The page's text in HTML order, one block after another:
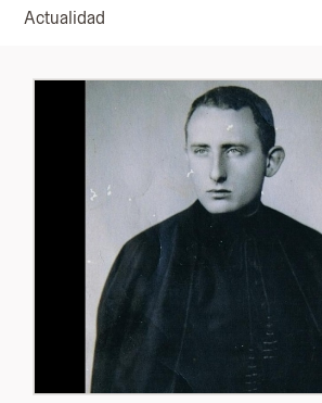
Actualidad